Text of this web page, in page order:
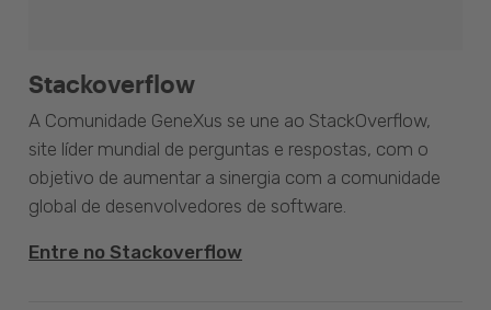
Stackoverflow
A Comunidade GeneXus se une ao StackOverflow,
site líder mundial de perguntas e respostas, com o
objetivo de aumentar a sinergia com a comunidade
global de desenvolvedores de software.
Entre no Stackoverflow